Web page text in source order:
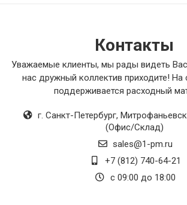
Контакты
Уважаемые клиенты, мы рады видеть
нас дружный коллектив приходите! На
поддерживается расходный
г. Санкт-Петербург,
(Офис/Склад)
sales@1-pm.ru
+7 (812) 740-64-21
с 09:00 до 18:00